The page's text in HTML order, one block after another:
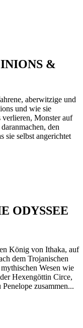
&
aberwitzige und
und wie sie
Monster auf
den
sie selbst angerichtet
ODYSSEE
König von Ithaka, auf
dem Trojanischen
Wesen wie
Hexengöttin Circe,
zusammen...